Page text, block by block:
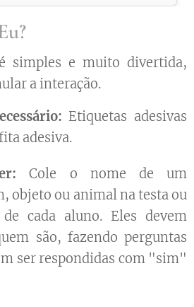
simples e muito divertida,
a interação.
Etiquetas adesivas
adesiva.
Cole o nome de um
objeto ou animal na testa ou
cada aluno. Eles devem
são, fazendo perguntas
ser respondidas com "sim"